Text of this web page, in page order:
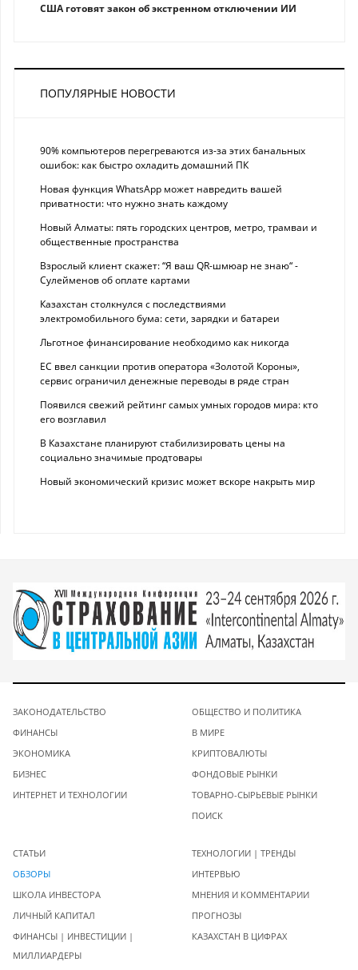
США готовят закон об экстренном отключении ИИ
ПОПУЛЯРНЫЕ НОВОСТИ
90% компьютеров перегреваются из-за этих банальных
ошибок: как быстро охладить домашний ПК
Новая функция WhatsApp может навредить вашей
приватности: что нужно знать каждому
Новый Алматы: пять городских центров, метро, трамваи и
общественные пространства
Взрослый клиент скажет: “Я ваш QR-шмюар не знаю“ -
Сулейменов об оплате картами
Казахстан столкнулся с последствиями
электромобильного бума: сети, зарядки и батареи
Льготное финансирование необходимо как никогда
ЕС ввел санкции против оператора «Золотой Короны»,
сервис ограничил денежные переводы в ряде стран
Появился свежий рейтинг самых умных городов мира: кто
его возглавил
В Казахстане планируют стабилизировать цены на
социально значимые продтовары
Новый экономический кризис может вскоре накрыть мир
ЗАКОНОДАТЕЛЬСТВО
ФИНАНСЫ
ЭКОНОМИКА
БИЗНЕС
ИНТЕРНЕТ И ТЕХНОЛОГИИ
ОБЩЕСТВО И ПОЛИТИКА
В МИРЕ
КРИПТОВАЛЮТЫ
ФОНДОВЫЕ РЫНКИ
ТОВАРНО-СЫРЬЕВЫЕ РЫНКИ
ПОИСК
СТАТЬИ
ОБЗОРЫ
ШКОЛА ИНВЕСТОРА
ЛИЧНЫЙ КАПИТАЛ
ФИНАНСЫ | ИНВЕСТИЦИИ |
МИЛЛИАРДЕРЫ
ТЕХНОЛОГИИ | ТРЕНДЫ
ИНТЕРВЬЮ
МНЕНИЯ И КОММЕНТАРИИ
ПРОГНОЗЫ
КАЗАХСТАН В ЦИФРАХ